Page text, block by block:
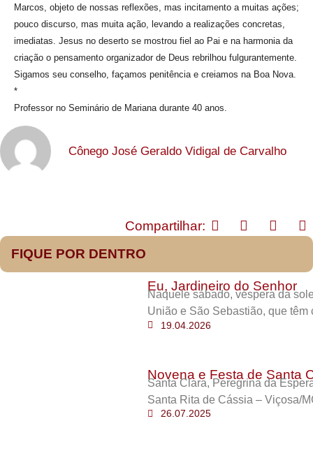
Marcos, objeto de nossas reflexões, mas incitamento a muitas ações;
pouco discurso, mas muita ação, levando a realizações concretas,
imediatas. Jesus no deserto se mostrou fiel ao Pai e na harmonia da
criação o pensamento organizador de Deus rebrilhou fulgurantemente.
Sigamos seu conselho, façamos penitência e creiamos na Boa Nova.
*
Professor no Seminário de Mariana durante 40 anos.
Cônego José Geraldo Vidigal de Carvalho
Compartilhar:
FIQUE POR DENTRO
Eu, Jardineiro do Senhor
Naquele sábado, véspera da
União e São Sebastião, que têm
19.04.2026
Novena e Festa de Santa
Santa Clara, Peregrina da
Santa Rita de Cássia – Viçosa/
26.07.2025